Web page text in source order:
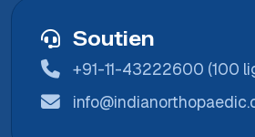
Soutien
+91-11-43222600 (100